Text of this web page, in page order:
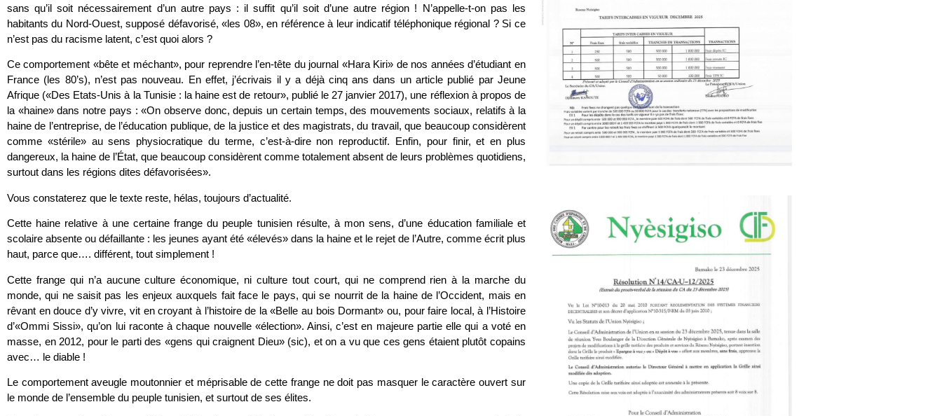
sans qu’il soit nécessairement d’un autre pays : il suffit qu’il soit d’une autre région ! N’appelle-t-on pas les
habitants du Nord-Ouest, supposé défavorisé, «les 08», en référence à leur indicatif téléphonique régional ? Si ce
n’est pas du racisme latent, c’est quoi alors ?
Ce comportement «bête et méchant», pour reprendre l’en-tête du journal «Hara Kiri» de nos années d’étudiant en
France (les 80’s), n’est pas nouveau. En effet, j’écrivais il y a déjà cinq ans dans un article publié par Jeune
Afrique («Des Etats-Unis à la Tunisie : la haine est de retour», publié le 27 janvier 2017), une réflexion à propos de
la «haine» dans notre pays : «On observe donc, depuis un certain temps, des mouvements sociaux, relatifs à la
haine de l’entreprise, de l’éducation publique, de la justice et des magistrats, du travail, que beaucoup considèrent
comme «stérile» au sens physiocratique du terme, c’est-à-dire non reproductif. Enfin, pour finir, et en plus
dangereux, la haine de l’État, que beaucoup considèrent comme totalement absent de leurs problèmes quotidiens,
surtout dans les régions dites défavorisées».
Vous constaterez que le texte reste, hélas, toujours d’actualité.
Cette haine relative à une certaine frange du peuple tunisien résulte, à mon sens, d’une éducation familiale et
scolaire absente ou défaillante : les jeunes ayant été «élevés» dans la haine et le rejet de l’Autre, comme écrit plus
haut, parce que…. différent, tout simplement !
Cette frange qui n’a aucune culture économique, ni culture tout court, qui ne comprend rien à la marche du
monde, qui ne saisit pas les enjeux auxquels fait face le pays, qui se nourrit de la haine de l’Occident, mais en
rêvant en douce d’y vivre, vit en croyant à l’histoire de la «Belle au bois Dormant» ou, pour faire local, à l’Histoire
d’«Ommi Sissi», qu’on lui raconte à chaque nouvelle «élection». Ainsi, c’est en majeure partie elle qui a voté en
masse, en 2012, pour le parti des «gens qui craignent Dieu» (sic), et on a vu que ces gens étaient plutôt copains
avec… le diable !
Le comportement aveugle moutonnier et méprisable de cette frange ne doit pas masquer le caractère ouvert sur
le monde de l’ensemble du peuple tunisien, et surtout de ses élites.